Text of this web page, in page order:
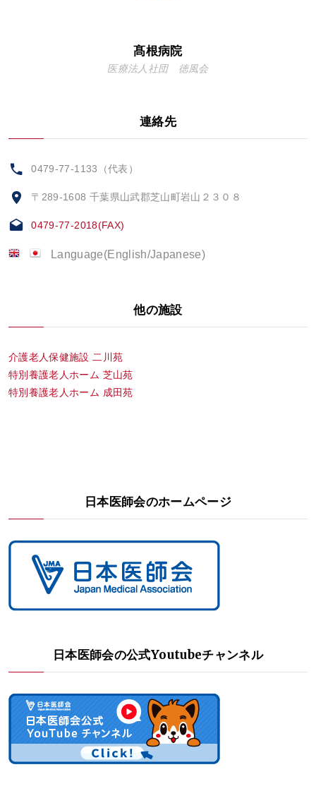
髙根病院
医療法人社団 徳風会
連絡先
0479-77-1133（代表）
〒289-1608 千葉県山武郡芝山町岩山２３０８
0479-77-2018(FAX)
Language(English/Japanese)
他の施設
介護老人保健施設 二川苑
特別養護老人ホーム 芝山苑
特別養護老人ホーム 成田苑
日本医師会のホームページ
日本医師会の公式Youtubeチャンネル